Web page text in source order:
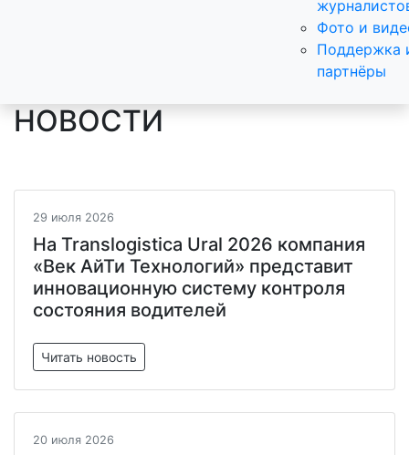
Фото и
Поддержка
партнёры
НОВОСТИ
29 июля 2026
На Translogistica Ural 2026 компания
«Век АйТи Технологий» представит
инновационную систему контроля
состояния водителей
Читать новость
20 июля 2026